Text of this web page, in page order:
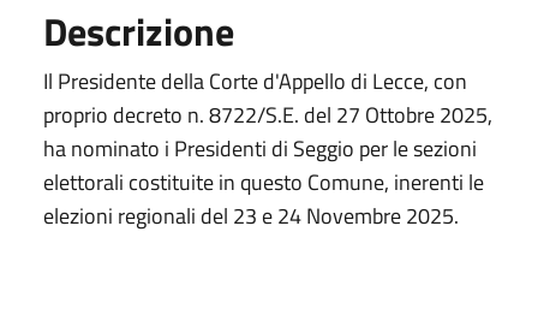
Descrizione
Il Presidente della Corte d'Appello di Lecce, con
proprio decreto n. 8722/S.E. del 27 Ottobre 2025,
ha nominato i Presidenti di Seggio per le sezioni
elettorali costituite in questo Comune, inerenti le
elezioni regionali del 23 e 24 Novembre 2025.